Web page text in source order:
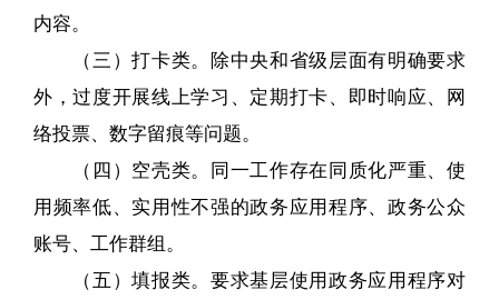
内容。
（三）打卡类。除中央和省级层面有明确要求
外，过度开展线上学习、定期打卡、即时响应、网
络投票、数字留痕等问题。
（四）空壳类。同一工作存在同质化严重、使
用频率低、实用性不强的政务应用程序、政务公众
账号、工作群组。
（五）填报类。要求基层使用政务应用程序对